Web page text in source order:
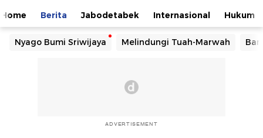
Home Berita Jabodetabek Internasional Hukum
Nyago Bumi Sriwijaya Melindungi Tuah-Marwah
ADVERTISEMENT